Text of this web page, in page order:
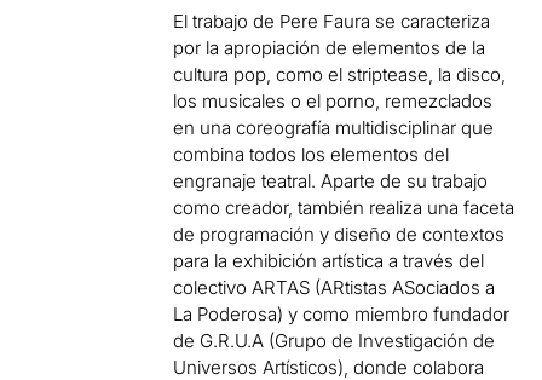
El trabajo de Pere Faura se caracteriza
por la apropiación de elementos de la
cultura pop, como el striptease, la disco,
los musicales o el porno, remezclados
en una coreografía multidisciplinar que
combina todos los elementos del
engranaje teatral. Aparte de su trabajo
como creador, también realiza una faceta
de programación y diseño de contextos
para la exhibición artística a través del
colectivo ARTAS (ARtistas ASociados a
La Poderosa) y como miembro fundador
de G.R.U.A (Grupo de Investigación de
Universos Artísticos), donde colabora